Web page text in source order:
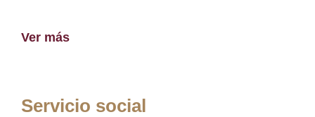
Ver más
Servicio social